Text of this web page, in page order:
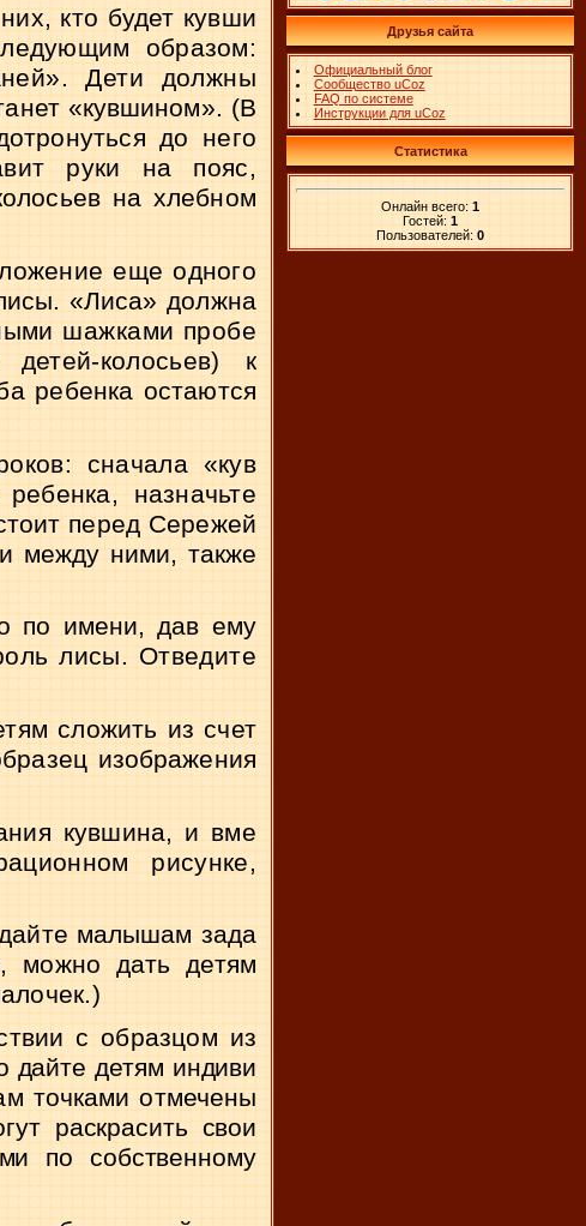
кто будет кувши­
образом:
Дети должны
«кувшином». (В
до него
руки на пояс,
на хлебном
еще одного
«Лиса» должна
шажками пробе­
колосьев) к
ребенка остаются
сначала «кув­
назначьте
перед Сережей
между ними, также
по имени, дав ему
лисы. Отведите
сложить из счет­
изображения
кувшина, и вме­
рисунке,
малышам зада­
можно дать детям
с образцом из
дайте детям индиви­
точками отмечены
раскра­сить свои
по собствен­ному
Друзья сайта
Официальный блог
Сообщество uCoz
FAQ по системе
Инструкции для uCoz
Статистика
Онлайн всего: 1
Гостей: 1
Пользователей: 0